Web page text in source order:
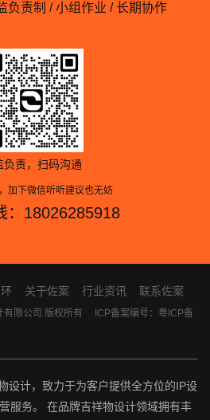
负责制 / 小组作业 / 长期协作
负责，扫码沟通
加下微信听听建议也无妨
：18026285918
关于佐案 行业资讯 联系佐案
有限公司 版权所有
ICP备案编号：粤ICP备
设计，致力于为客户提供全方位的IP设
服务。 在品牌吉祥物设计领域拥有丰